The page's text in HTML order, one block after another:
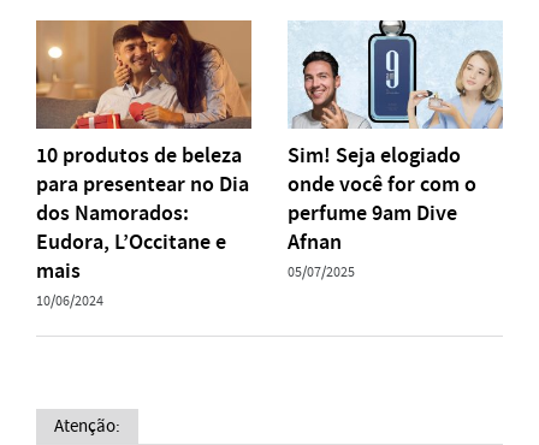
10 produtos de beleza
para presentear no Dia
dos Namorados:
Eudora, L’Occitane e
mais
10/06/2024
Sim! Seja elogiado
onde você for com o
perfume 9am Dive
Afnan
05/07/2025
Atenção: